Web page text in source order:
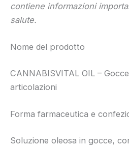
contiene informazioni
salute.
Nome del prodotto
CANNABISVITAL OIL –
articolazioni
Forma farmaceutica e
Soluzione oleosa in gocce,